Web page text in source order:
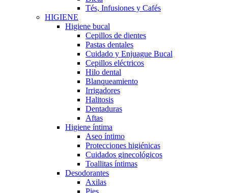
Tés, Infusiones y Cafés
HIGIENE
Higiene bucal
Cepillos de dientes
Pastas dentales
Cuidado y Enjuague Bucal
Cepillos eléctricos
Hilo dental
Blanqueamiento
Irrigadores
Halitosis
Dentaduras
Aftas
Higiene íntima
Aseo íntimo
Protecciones higiénicas
Cuidados ginecológicos
Toallitas íntimas
Desodorantes
Axilas